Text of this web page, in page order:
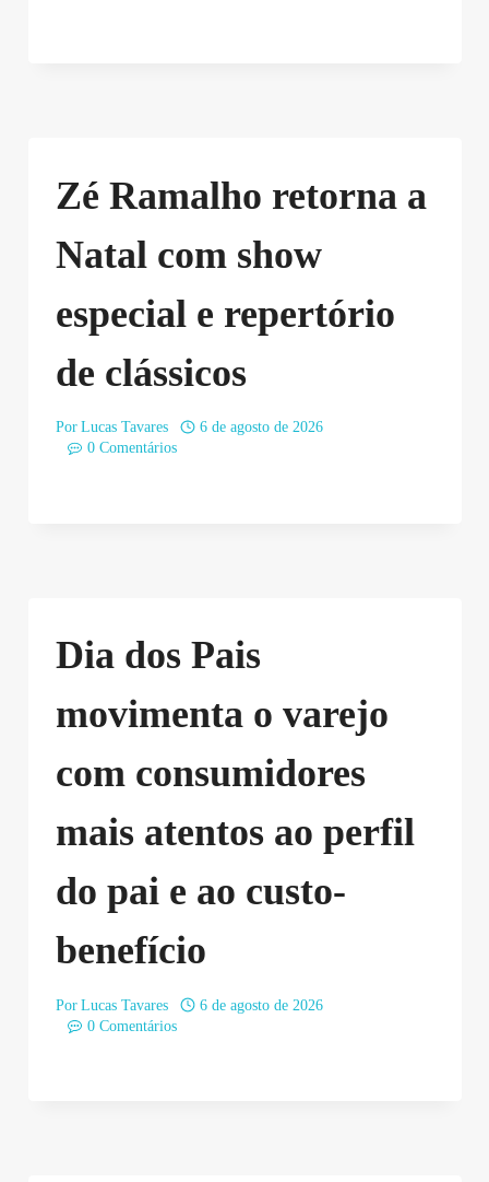
Zé Ramalho retorna a
Natal com show
especial e repertório
de clássicos
Por Lucas Tavares
6 de agosto de 2026
0 Comentários
Dia dos Pais
movimenta o varejo
com consumidores
mais atentos ao perfil
do pai e ao custo-
benefício
Por Lucas Tavares
6 de agosto de 2026
0 Comentários